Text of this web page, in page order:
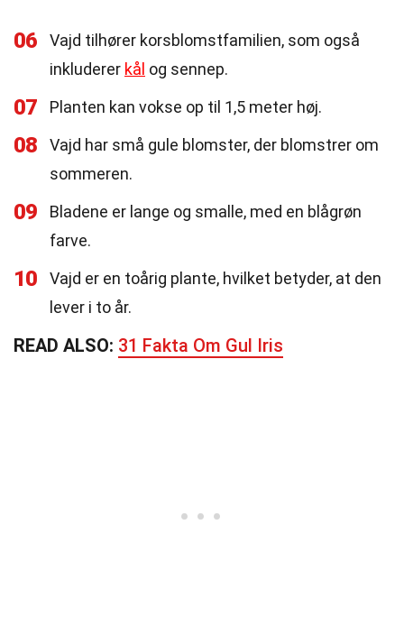
06
Vajd tilhører korsblomstfamilien, som også
inkluderer kål og sennep.
07 Planten kan vokse op til 1,5 meter høj.
08
Vajd har små gule blomster, der blomstrer om
sommeren.
09
Bladene er lange og smalle, med en blågrøn
farve.
10
Vajd er en toårig plante, hvilket betyder, at den
lever i to år.
READ ALSO: 31 Fakta Om Gul Iris